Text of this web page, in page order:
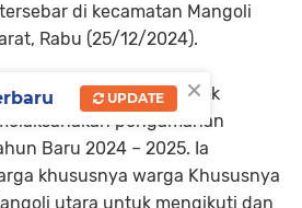
di kecamatan Mangoli
Rabu (25/12/2024).
perayaan Natal, Polsek
pengamanan
Baru 2024 – 2025. Ia
khususnya warga Khususnya
utara untuk mengikuti dan
×
UPDATE